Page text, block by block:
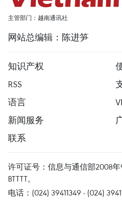
主管部门：越南通讯社
网站总编辑：陈进笋
知识产权
RSS
语言
新闻服务
联系
许可证号：信息与通信部2008年
BTTTT。
电话：(024) 39411349 - (024)